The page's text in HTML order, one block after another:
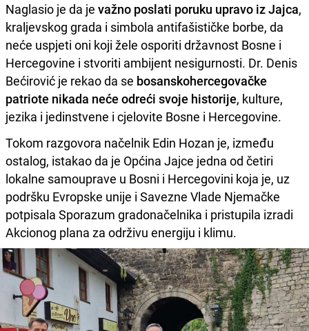
Naglasio je da je važno poslati poruku upravo iz Jajca,
kraljevskog grada i simbola antifašističke borbe, da
neće uspjeti oni koji žele osporiti državnost Bosne i
Hercegovine i stvoriti ambijent nesigurnosti. Dr. Denis
Bećirović je rekao da se bosanskohercegovačke
patriote nikada neće odreći svoje historije, kulture,
jezika i jedinstvene i cjelovite Bosne i Hercegovine.
Tokom razgovora načelnik Edin Hozan je, između
ostalog, istakao da je Općina Jajce jedna od četiri
lokalne samouprave u Bosni i Hercegovini koja je, uz
podršku Evropske unije i Savezne Vlade Njemačke
potpisala Sporazum gradonačelnika i pristupila izradi
Akcionog plana za održivu energiju i klimu.